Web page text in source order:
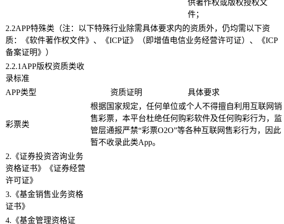
供著作权或版权授权文
件；
2.2APP特殊类（注：以下特殊行业除需具体要求内的资质外，仍均需以下资
质：《软件著作权文件》、《ICP证》（即增值电信业务经营许可证）、《ICP
备案证明》）
2.2.1APP版权资质类收
录标准
APP类型
资质证明 具体要求
彩票类
根据国家规定，任何单位或个人不得擅自利用互联网销
售彩票，本平台杜绝任何购彩软件及任何购彩行为，监
管层通报严禁“彩票O2O”等各种互联网售彩行为，因此
暂不收录此类App。
2.《证券投资咨询业务
资格证书》《证券经营
许可证》
3.《基金销售业务资格
证书》
4.《基金管理资格证